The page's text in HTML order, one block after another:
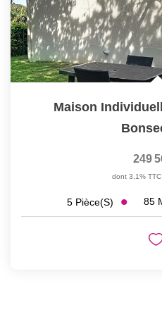
Maison
249
dont 3,1%
5 Pièce(s) 85